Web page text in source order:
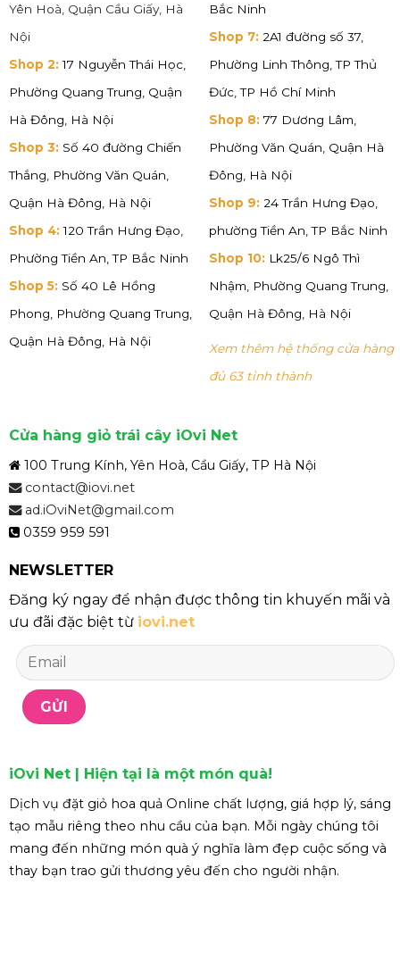
Yên Hoà, Quận Cầu Giấy, Hà
Nội
Shop 2: 17 Nguyễn Thái Học,
Phường Quang Trung, Quận
Hà Đông, Hà Nội
Shop 3: Số 40 đường Chiến
Thắng, Phường Văn Quán,
Quận Hà Đông, Hà Nội
Shop 4: 120 Trần Hưng Đạo,
Phường Tiền An, TP Bắc Ninh
Shop 5: Số 40 Lê Hồng
Phong, Phường Quang Trung,
Quận Hà Đông, Hà Nội
Bắc Ninh
Shop 7: 2A1 đường số 37,
Phường Linh Thông, TP Thủ
Đức, TP Hồ Chí Minh
Shop 8: 77 Dương Lâm,
Phường Văn Quán, Quận Hà
Đông, Hà Nội
Shop 9: 24 Trần Hưng Đạo,
phường Tiền An, TP Bắc Ninh
Shop 10: Lk25/6 Ngô Thì
Nhậm, Phường Quang Trung,
Quận Hà Đông, Hà Nội
Xem thêm hệ thống cửa hàng
đủ 63 tỉnh thành
Cửa hàng giỏ trái cây iOvi Net
100 Trung Kính, Yên Hoà, Cầu Giấy, TP Hà Nội
contact@iovi.net
ad.iOviNet@gmail.com
0359 959 591
NEWSLETTER
Đăng ký ngay để nhận được thông tin khuyến mãi và
ưu đãi đặc biệt từ iovi.net
iOvi Net | Hiện tại là một món quà!
Dịch vụ đặt giỏ hoa quả Online chất lượng, giá hợp lý, sáng
tạo mẫu riêng theo nhu cầu của bạn. Mỗi ngày chúng tôi
mang đến những món quà ý nghĩa làm đẹp cuộc sống và
thay bạn trao gửi thương yêu đến cho người nhận.